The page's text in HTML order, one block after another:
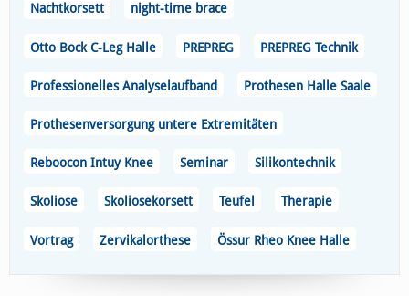
Nachtkorsett night-time brace
Otto Bock C-Leg Halle PREPREG PREPREG Technik
Professionelles Analyselaufband Prothesen Halle Saale
Prothesenversorgung untere Extremitäten
Reboocon Intuy Knee Seminar Silikontechnik
Skoliose Skoliosekorsett Teufel Therapie
Vortrag Zervikalorthese Össur Rheo Knee Halle